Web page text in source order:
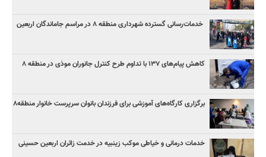
خدمات‌رسانی گسترده شهرداری منطقه ۸ در مراسم جاماندگان اربعین
کاهش پیام‌های ۱۳۷ با تداوم طرح کنترل جانوران موذی در منطقه ۸
برگزاری کارگاه‌های آموزشی برای فرزندان بانوان سرپرست خانوار منطقه۸
خدمات درمانی و خیاطی موکب زینبیه در خدمت زائران اربعین حسینی